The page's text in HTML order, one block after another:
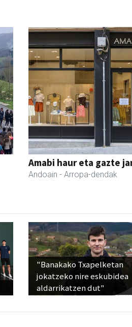
Amabi haur eta gazte
Andoain - Arropa-dendak
"Banakako Txapelketan
jokatzeko nire eskubidea
aldarrikatzen dut"